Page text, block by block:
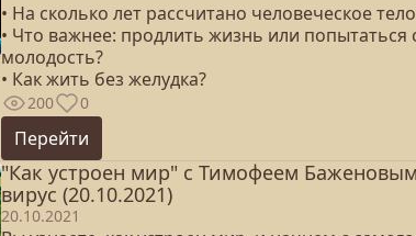
• На сколько лет рассчитано человеческое
• Что важнее: продлить жизнь или попытаться
молодость?
• Как жить без желудка?
200 0
Перейти
"Как устроен мир" с Тимофеем
вирус (20.10.2021)
20.10.2021